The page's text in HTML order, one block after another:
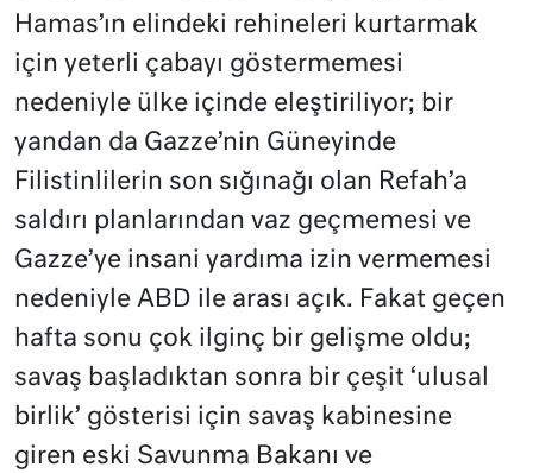
Hamas’ın elindeki rehineleri kurtarmak
için yeterli çabayı göstermemesi
nedeniyle ülke içinde eleştiriliyor; bir
yandan da Gazze’nin Güneyinde
Filistinlilerin son sığınağı olan Refah’a
saldırı planlarından vaz geçmemesi ve
Gazze’ye insani yardıma izin vermemesi
nedeniyle ABD ile arası açık. Fakat geçen
hafta sonu çok ilginç bir gelişme oldu;
savaş başladıktan sonra bir çeşit ‘ulusal
birlik’ gösterisi için savaş kabinesine
giren eski Savunma Bakanı ve